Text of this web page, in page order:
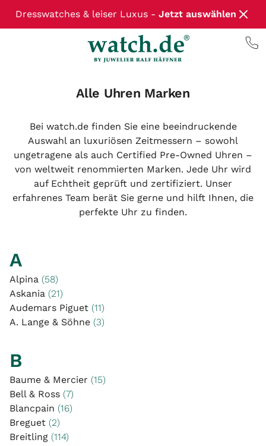
Dresswatches & leiser Luxus - Jetzt auswählen
Alle Uhren Marken
Bei watch.de finden Sie eine beeindruckende
Auswahl an luxuriösen Zeitmessern – sowohl
ungetragene als auch Certified Pre-Owned Uhren –
von weltweit renommierten Marken. Jede Uhr wird
auf Echtheit geprüft und zertifiziert. Unser
erfahrenes Team berät Sie gerne und hilft Ihnen, die
perfekte Uhr zu finden.
A
Alpina (58)
Askania (21)
Audemars Piguet (11)
A. Lange & Söhne (3)
B
Baume & Mercier (15)
Bell & Ross (7)
Blancpain (16)
Breguet (2)
Breitling (114)